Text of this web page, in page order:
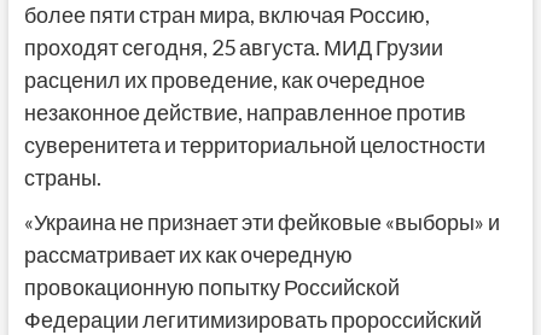
более пяти стран мира, включая Россию,
проходят сегодня, 25 августа. МИД Грузии
расценил их проведение, как очередное
незаконное действие, направленное против
суверенитета и территориальной целостности
страны.
«Украина не признает эти фейковые «выборы» и
рассматривает их как очередную
провокационную попытку Российской
Федерации легитимизировать пророссийский